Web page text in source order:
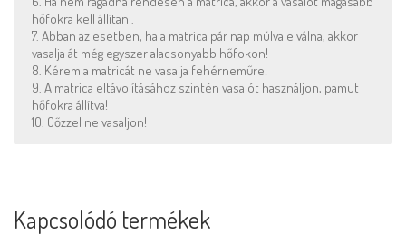
hőfokra kell állítani.
7. Abban az esetben, ha a matrica pár nap múlva elválna, akkor
vasalja át még egyszer alacsonyabb hőfokon!
8. Kérem a matricát ne vasalja fehérneműre!
9. A matrica eltávolításához szintén vasalót használjon, pamut
hőfokra állítva!
10. Gőzzel ne vasaljon!
Kapcsolódó termékek